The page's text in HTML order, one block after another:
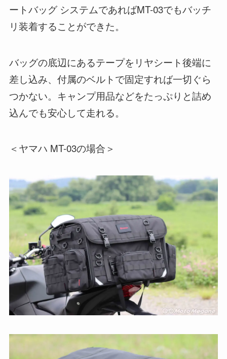
ートバッグ システムであればMT-03でもバッチ
リ装着することができた。
バッグの底辺にあるテープをリヤシート後端に
差し込み、付属のベルトで固定すれば一切ぐら
つかない。キャンプ用品などをたっぷりと詰め
込んでも安心して走れる。
＜ヤマハ MT-03の場合＞